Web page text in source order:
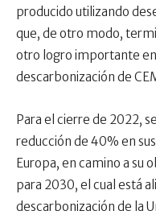
producido utilizando
que, de otro modo,
otro logro importante
descarbonización de
Para el cierre de 2022,
reducción de 40% en
Europa, en camino a su
para 2030, el cual está
descarbonización de la